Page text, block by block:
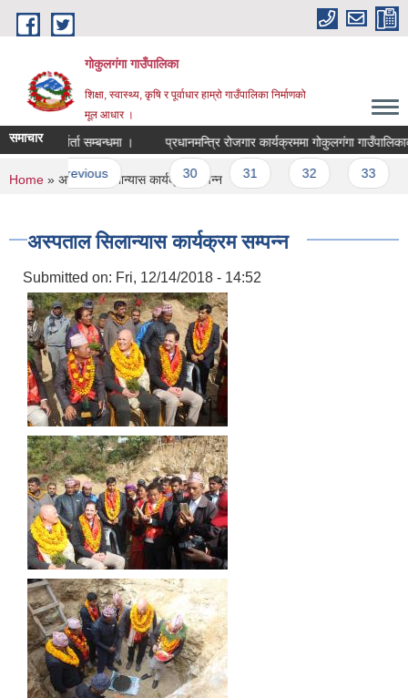
Skip to main content
गोकुलगंगा गाउँपालिका
शिक्षा, स्वास्थ्य, कृषि र पूर्वाधार हाम्रो गाउँपालिका निर्माणको
मूल आधार ।
समाचार
अन्तर्वार्ता सम्बन्धमा । प्रधानमन्त्रि रोजगार कार्यक्रममा गोकुलगंगा
‹ previous … 30 31 32 33
You are here
Home » अस्पताल सिलान्यास कार्यक्रम सम्पन्न
अस्पताल सिलान्यास कार्यक्रम सम्पन्न
Submitted on: Fri, 12/14/2018 - 14:52